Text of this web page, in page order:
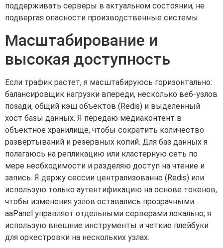
поддерживать серверы в актуальном состоянии, не
подвергая опасности производственные системы.
Масштабирование и
высокая доступность
Если трафик растет, я масштабируюсь горизонтально:
балансировщик нагрузки впереди, несколько веб-узлов
позади, общий кэш объектов (Redis) и выделенный
хост базы данных. Я передаю медиаконтент в
объектное хранилище, чтобы сократить количество
развертываний и резервных копий. Для баз данных я
полагаюсь на репликацию или кластерную сеть по
мере необходимости и разделяю доступ на чтение и
запись. Я держу сессии централизованно (Redis) или
использую только аутентификацию на основе токенов,
чтобы изменения узлов оставались прозрачными.
aaPanel управляет отдельными серверами локально; я
использую внешние инструменты и четкие плейбуки
для оркестровки на нескольких узлах.